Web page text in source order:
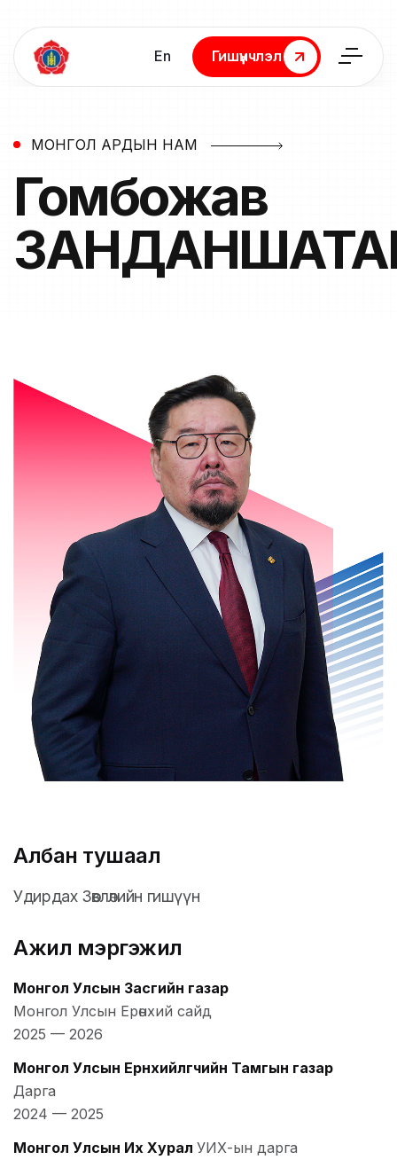
En
Гишүүнчлэл
Гишүүнчлэл
МОНГОЛ АРДЫН НАМ
Гомбожав
Албан тушаал
Удирдах Зөвлөлийн гишүүн
Ажил мэргэжил
Монгол Улсын Засгийн газар
Монгол Улсын Ерөнхий сайд
2025 — 2026
Монгол Улсын Ерөнхийлөгчийн Тамгын газар
Дарга
2024 — 2025
Монгол Улсын Их Хурал УИХ-ын дарга